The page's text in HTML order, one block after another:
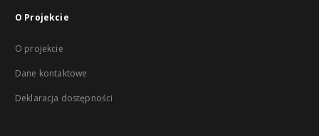
O Projekcie
O projekcie
Dane kontaktowe
Deklaracja dostępności